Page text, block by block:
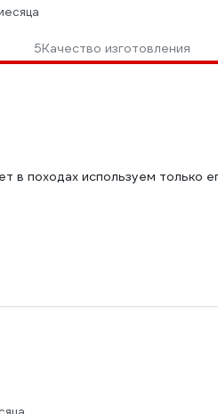
5Качество изготовления
в походах используем только